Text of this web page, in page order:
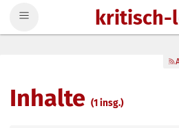
kritisch-
Inhalte(1 insg.)